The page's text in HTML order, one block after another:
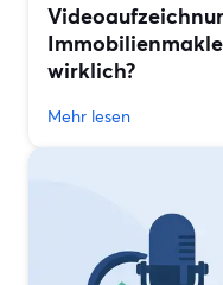
wirklich?
Mehr lesen